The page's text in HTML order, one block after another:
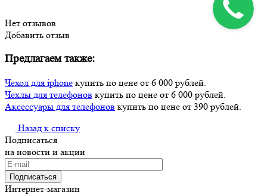
Нет отзывов
Добавить отзыв
Предлагаем также:
Чехол для iphone купить по цене от 6 000 рублей.
Чехлы для телефонов купить по цене от 6 000 рублей.
Аксессуары для телефонов купить по цене от 390 рублей.
Назад к списку
Подписаться
на новости и акции
Подписаться
Интернет-магазин